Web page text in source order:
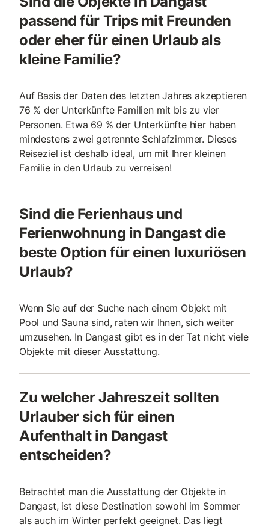
passend für Trips mit Freunden
oder eher für einen Urlaub als
kleine Familie?
Auf Basis der Daten des letzten Jahres akzeptieren
76 % der Unterkünfte Familien mit bis zu vier
Personen. Etwa 69 % der Unterkünfte hier haben
mindestens zwei getrennte Schlafzimmer. Dieses
Reiseziel ist deshalb ideal, um mit Ihrer kleinen
Familie in den Urlaub zu verreisen!
Sind die Ferienhaus und
Ferienwohnung in Dangast die
beste Option für einen luxuriösen
Urlaub?
Wenn Sie auf der Suche nach einem Objekt mit
Pool und Sauna sind, raten wir Ihnen, sich weiter
umzusehen. In Dangast gibt es in der Tat nicht viele
Objekte mit dieser Ausstattung.
Zu welcher Jahreszeit sollten
Urlauber sich für einen
Aufenthalt in Dangast
entscheiden?
Betrachtet man die Ausstattung der Objekte in
Dangast, ist diese Destination sowohl im Sommer
als auch im Winter perfekt geeignet. Das liegt